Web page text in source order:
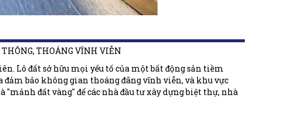
THÔNG, THOÁNG VĨNH VIỄN
Lô đất sở hữu mọi yếu tố của một bất động sản tiềm
bảo không gian thoáng đãng vĩnh viễn, và khu vực
đất vàng" để các nhà đầu tư xây dựng biệt thự, nhà